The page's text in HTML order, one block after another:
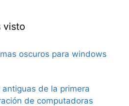
visto
oscuros para windows
antiguas de la primera
de computadoras